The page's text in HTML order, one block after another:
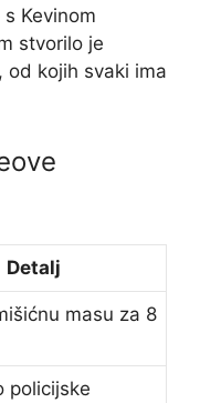
Kevinom
stvorilo je
kojih svaki ima
Detalj
masu za 8
policijske